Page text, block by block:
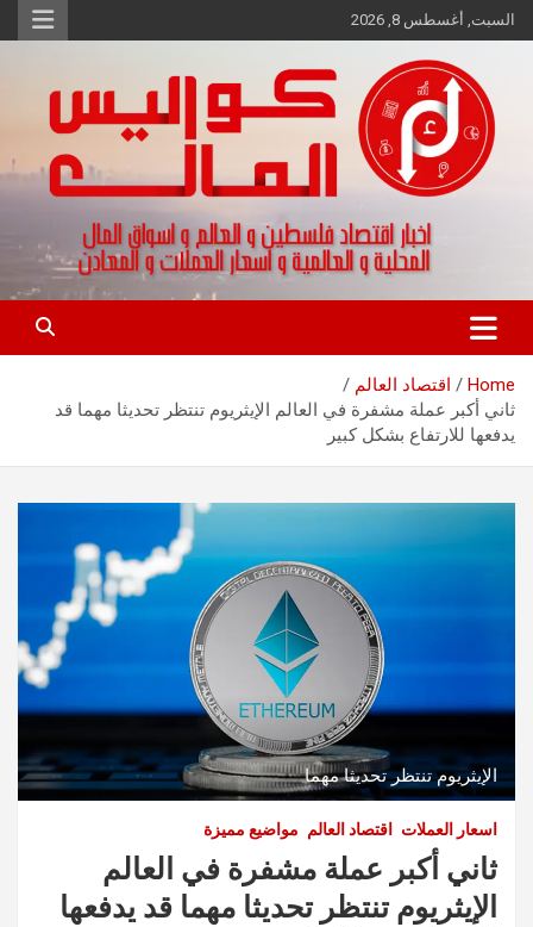
Skip
to
السبت, أغسطس 8, 2026
كواليس المال
اخبار اقتصاد فلسطين و العالم و تقارير اسواق المال و العملات
Home
اقتصاد العالم
ثاني أكبر عملة مشفرة في العالم الإيثريوم تنتظر تحديثا مهما قد
يدفعها للارتفاع بشكل كبير
الإيثريوم تنتظر تحديثا مهما
اسعار العملات اقتصاد العالم مواضيع مميزة
ثاني أكبر عملة مشفرة في العالم
الإيثريوم تنتظر تحديثا مهما قد يدفعها